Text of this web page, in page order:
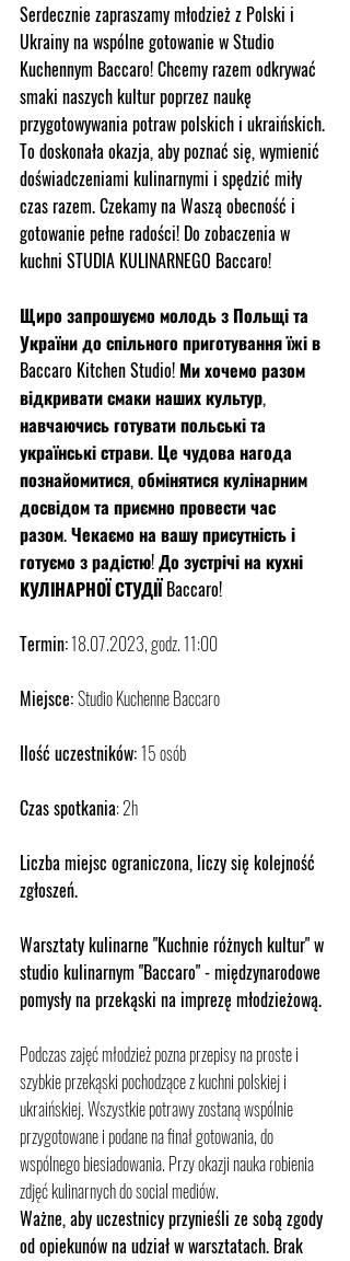
Serdecznie zapraszamy młodzież z Polski i
Ukrainy na wspólne gotowanie w Studio
Kuchennym Baccaro! Chcemy razem odkrywać
smaki naszych kultur poprzez naukę
przygotowywania potraw polskich i ukraińskich.
To doskonała okazja, aby poznać się, wymienić
doświadczeniami kulinarnymi i spędzić miły
czas razem. Czekamy na Waszą obecność i
gotowanie pełne radości! Do zobaczenia w
kuchni STUDIA KULINARNEGO Baccaro!
Щиро запрошуємо молодь з Польщі та
України до спільного приготування їжі в
Baccaro Kitchen Studio! Ми хочемо разом
відкривати смаки наших культур,
навчаючись готувати польські та
українські страви. Це чудова нагода
познайомитися, обмінятися кулінарним
досвідом та приємно провести час
разом. Чекаємо на вашу присутність і
готуємо з радістю! До зустрічі на кухні
КУЛІНАРНОЇ СТУДІЇ Baccaro!
Termin: 18.07.2023, godz. 11:00
Miejsce: Studio Kuchenne Baccaro
Ilość uczestników: 15 osób
Czas spotkania: 2h
Liczba miejsc ograniczona, liczy się kolejność
zgłoszeń.
Warsztaty kulinarne "Kuchnie różnych kultur" w
studio kulinarnym "Baccaro" - międzynarodowe
pomysły na przekąski na imprezę młodzieżową.
Podczas zajęć młodzież pozna przepisy na proste i
szybkie przekąski pochodzące z kuchni polskiej i
ukraińskiej. Wszystkie potrawy zostaną wspólnie
przygotowane i podane na finał gotowania, do
wspólnego biesiadowania. Przy okazji nauka robienia
zdjęć kulinarnych do social mediów.
Ważne, aby uczestnicy przynieśli ze sobą zgody
od opiekunów na udział w warsztatach. Brak